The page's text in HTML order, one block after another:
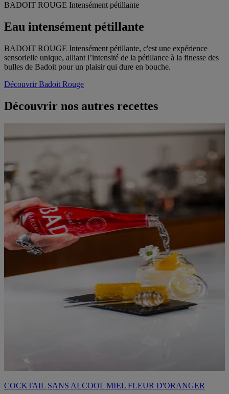
BADOIT ROUGE Intensément pétillante
Eau intensément pétillante
BADOIT ROUGE Intensément pétillante, c'est une expérience
sensorielle unique, alliant l’intensité de la pétillance à la finesse des
bulles de Badoit pour un plaisir qui dure en bouche.
Découvrir Badoit Rouge
Découvrir nos autres recettes
COCKTAIL SANS ALCOOL MIEL FLEUR D'ORANGER